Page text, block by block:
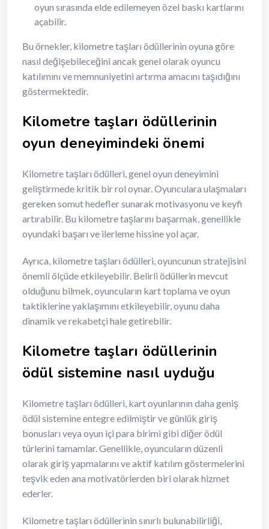
oyun sırasında elde edilemeyen özel baskı kartlarını
açabilir.
Bu örnekler, kilometre taşları ödüllerinin oyuna göre
nasıl değişebileceğini ancak genel olarak oyuncu
katılımını ve memnuniyetini artırma amacını taşıdığını
göstermektedir.
Kilometre taşları ödüllerinin
oyun deneyimindeki önemi
Kilometre taşları ödülleri, genel oyun deneyimini
geliştirmede kritik bir rol oynar. Oyunculara ulaşmaları
gereken somut hedefler sunarak motivasyonu ve keyfi
artırabilir. Bu kilometre taşlarını başarmak, genellikle
oyundaki başarı ve ilerleme hissine yol açar.
Ayrıca, kilometre taşları ödülleri, oyuncunun stratejisini
önemli ölçüde etkileyebilir. Belirli ödüllerin mevcut
olduğunu bilmek, oyuncuların kart toplama ve oyun
taktiklerine yaklaşımını etkileyebilir, oyunu daha
dinamik ve rekabetçi hale getirebilir.
Kilometre taşları ödüllerinin
ödül sistemine nasıl uyduğu
Kilometre taşları ödülleri, kart oyunlarının daha geniş
ödül sistemine entegre edilmiştir ve günlük giriş
bonusları veya oyun içi para birimi gibi diğer ödül
türlerini tamamlar. Genellikle, oyuncuların düzenli
olarak giriş yapmalarını ve aktif katılım göstermelerini
teşvik eden ana motivatörlerden biri olarak hizmet
ederler.
Kilometre taşları ödüllerinin sınırlı bulunabilirliği,